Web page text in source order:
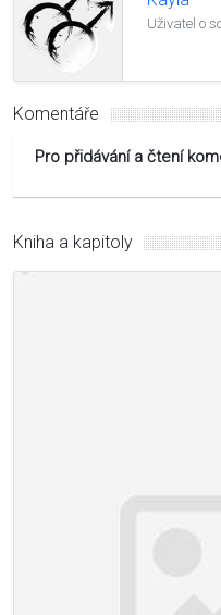
Uživatel o
Komentáře
Pro přidávání a čtení
Kniha a kapitoly